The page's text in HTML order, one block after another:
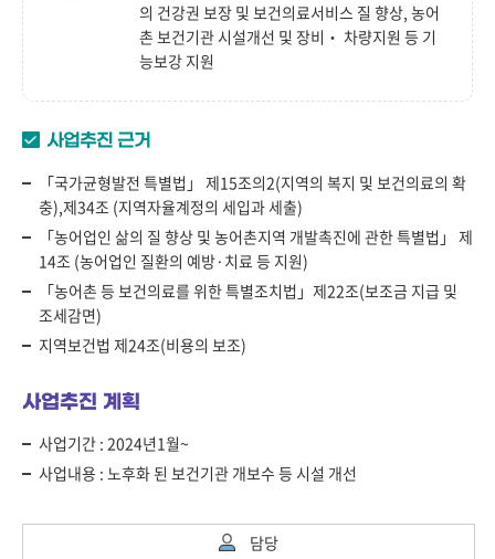
의 건강권 보장 및 보건의료서비스 질 향상, 농어
촌 보건기관 시설개선 및 장비‧ 차량지원 등 기
능보강 지원
사업추진 근거
「국가균형발전 특별법」 제15조의2(지역의 복지 및 보건의료의 확
충),제34조 (지역자율계정의 세입과 세출)
「농어업인 삶의 질 향상 및 농어촌지역 개발촉진에 관한 특별법」 제
14조 (농어업인 질환의 예방·치료 등 지원)
「농어촌 등 보건의료를 위한 특별조치법」제22조(보조금 지급 및
조세감면)
지역보건법 제24조(비용의 보조)
사업추진 계획
사업기간 : 2024년1월~
사업내용 : 노후화 된 보건기관 개보수 등 시설 개선
담당